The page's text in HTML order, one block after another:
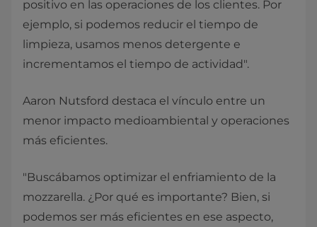
positivo en las operaciones de los clientes. Por
ejemplo, si podemos reducir el tiempo de
limpieza, usamos menos detergente e
incrementamos el tiempo de actividad".
Aaron Nutsford destaca el vínculo entre un
menor impacto medioambiental y operaciones
más eficientes.
"Buscábamos optimizar el enfriamiento de la
mozzarella. ¿Por qué es importante? Bien, si
podemos ser más eficientes en ese aspecto,